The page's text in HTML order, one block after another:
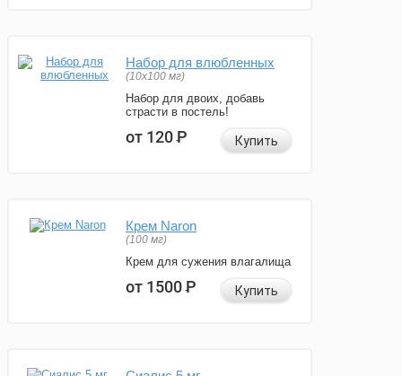
Набор для влюбленных
(10х100 мг)
Набор для двоих, добавь
страсти в постель!
от 120Р Купить
Крем Naron
(100 мг)
Крем для сужения влагалища
от 1500Р Купить